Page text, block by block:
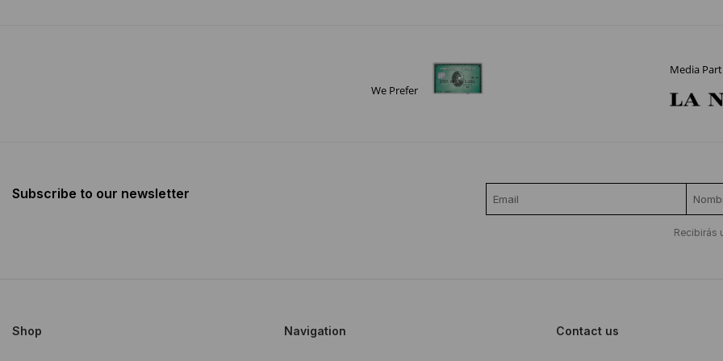
We Prefer
Media
Subscribe to our newsletter
Recibirás
Shop Navigation Contact us